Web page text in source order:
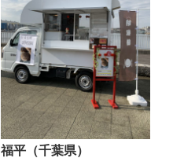
福平（千葉県）